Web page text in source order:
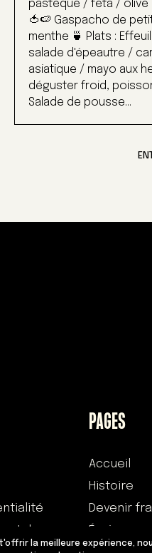
t'offrir la meilleure expérience,
pastèque / feta / olive
🍅🍉 Gaspacho de
menthe 🍵 Plats :
salade d'épeautre /
asiatique / mayo aux
déguster froid,
Salade de pousse...
des
PAGES
Accueil
Histoire
Devenir
Équipe